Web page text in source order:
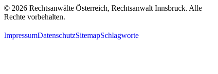
© 2026 Rechtsanwälte Österreich, Rechtsanwalt Innsbruck. Alle
Rechte vorbehalten.
ImpressumDatenschutzSitemapSchlagworte